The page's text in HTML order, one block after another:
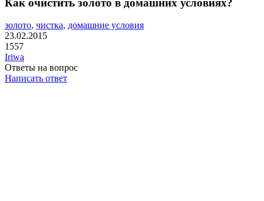
Как очистить золото в домашних условиях?
золото, чистка, домашние условия
23.02.2015
1557
Iriwa
Ответы на вопрос
Написать ответ